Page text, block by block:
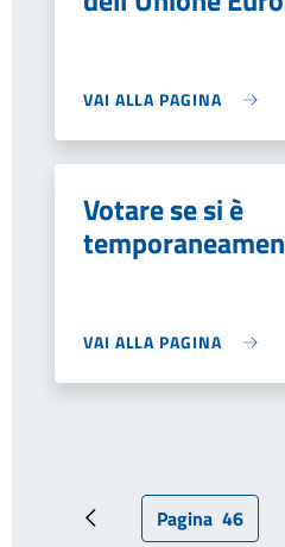
VAI ALLA PAGINA
Votare se si è
VAI ALLA PAGINA
Pagina precedente
Pagina
Pagina 46